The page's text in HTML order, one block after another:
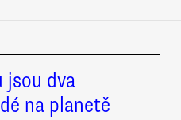
jsou dva
na planetě